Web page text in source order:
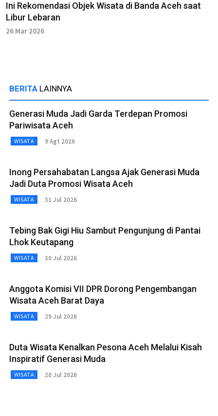
Ini Rekomendasi Objek Wisata di Banda Aceh saat
Libur Lebaran
26 Mar 2026
BERITA LAINNYA
Generasi Muda Jadi Garda Terdepan Promosi
Pariwisata Aceh
WISATA 9 Agt 2026
Inong Persahabatan Langsa Ajak Generasi Muda
Jadi Duta Promosi Wisata Aceh
WISATA 31 Jul 2026
Tebing Bak Gigi Hiu Sambut Pengunjung di Pantai
Lhok Keutapang
WISATA 30 Jul 2026
Anggota Komisi VII DPR Dorong Pengembangan
Wisata Aceh Barat Daya
WISATA 29 Jul 2026
Duta Wisata Kenalkan Pesona Aceh Melalui Kisah
Inspiratif Generasi Muda
WISATA 20 Jul 2026